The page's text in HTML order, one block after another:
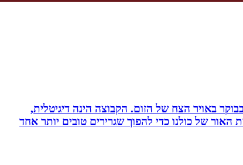
באויר הצח של הזום. הקבוצה הינה דיגיטלית,
של כולנו כדי להפוך שגרירים טובים יותר אחד